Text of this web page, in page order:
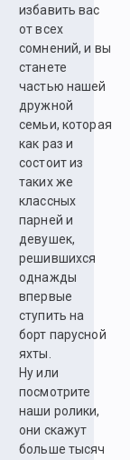
избавить вас
от всех
сомнений, и вы
станете
частью нашей
дружной
семьи, которая
как раз и
состоит из
таких же
классных
парней и
девушек,
решившихся
однажды
впервые
ступить на
борт парусной
яхты.
Ну или
посмотрите
наши ролики,
они скажут
больше тысяч